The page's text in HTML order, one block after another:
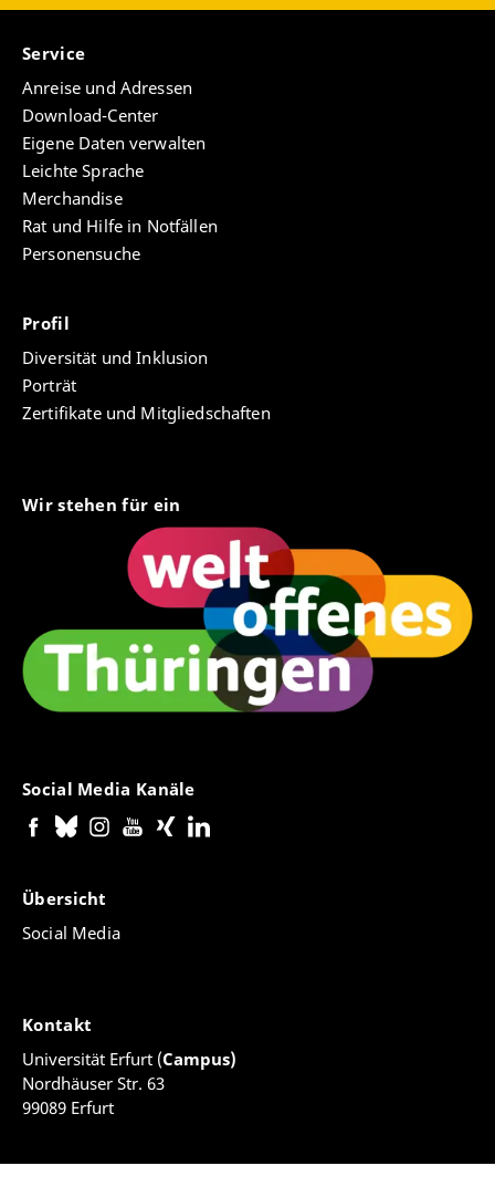
Service
Anreise und Adressen
Download-Center
Eigene Daten verwalten
Leichte Sprache
Merchandise
Rat und Hilfe in Notfällen
Personensuche
Profil
Diversität und Inklusion
Porträt
Zertifikate und Mitgliedschaften
Wir stehen für ein
Social Media Kanäle
Übersicht
Social Media
Kontakt
Universität Erfurt (Campus)
Nordhäuser Str. 63
99089 Erfurt